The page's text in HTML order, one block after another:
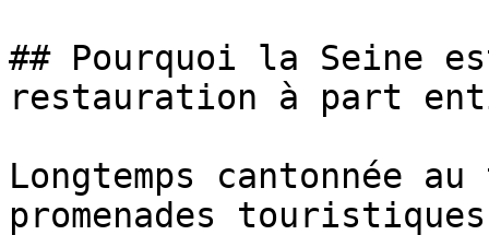
## Pourquoi la Seine
restauration à part
Longtemps cantonnée
promenades